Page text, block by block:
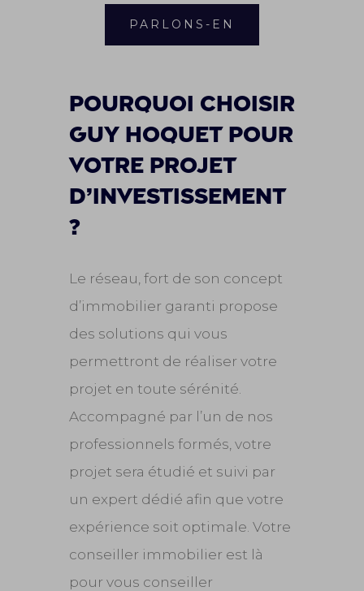
PARLONS-EN
Pourquoi choisir
Guy Hoquet pour
votre projet
d’investissement
?
Le réseau, fort de son concept
d’immobilier garanti propose
des solutions qui vous
permettront de réaliser votre
projet en toute sérénité.
Accompagné par l’un de nos
professionnels formés, votre
projet sera étudié et suivi par
un expert dédié afin que votre
expérience soit optimale. Votre
conseiller immobilier est là
pour vous conseiller